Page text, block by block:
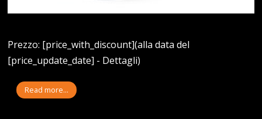
Prezzo: [price_with_discount](alla data del
[price_update_date] - Dettagli)
Read more...